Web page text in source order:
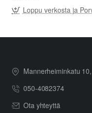
Loppu verkosta ja
Mannerheiminkatu
050-4082374
Ota yhteyttä